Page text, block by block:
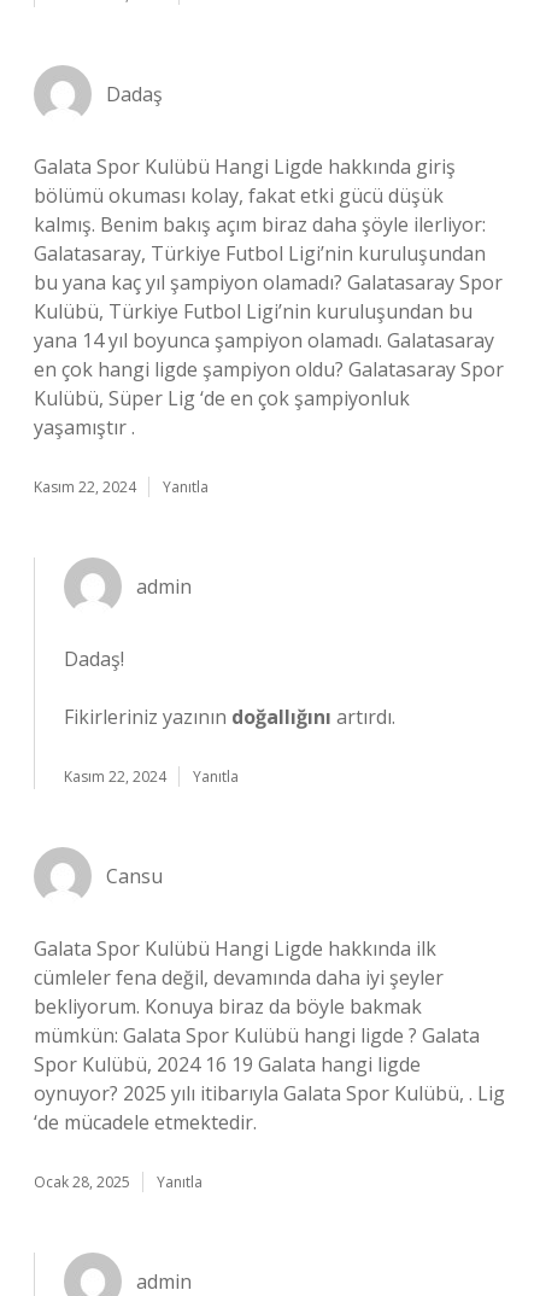
Dadaş
Galata Spor Kulübü Hangi Ligde hakkında giriş
bölümü okuması kolay, fakat etki gücü düşük
kalmış. Benim bakış açım biraz daha şöyle ilerliyor:
Galatasaray, Türkiye Futbol Ligi’nin kuruluşundan
bu yana kaç yıl şampiyon olamadı? Galatasaray Spor
Kulübü, Türkiye Futbol Ligi’nin kuruluşundan bu
yana 14 yıl boyunca şampiyon olamadı. Galatasaray
en çok hangi ligde şampiyon oldu? Galatasaray Spor
Kulübü, Süper Lig ‘de en çok şampiyonluk
yaşamıştır .
Kasım 22, 2024 Yanıtla
admin
Dadaş!
Fikirleriniz yazının doğallığını artırdı.
Kasım 22, 2024 Yanıtla
Cansu
Galata Spor Kulübü Hangi Ligde hakkında ilk
cümleler fena değil, devamında daha iyi şeyler
bekliyorum. Konuya biraz da böyle bakmak
mümkün: Galata Spor Kulübü hangi ligde ? Galata
Spor Kulübü, 2024 16 19 Galata hangi ligde
oynuyor? 2025 yılı itibarıyla Galata Spor Kulübü, . Lig
‘de mücadele etmektedir.
Ocak 28, 2025 Yanıtla
admin